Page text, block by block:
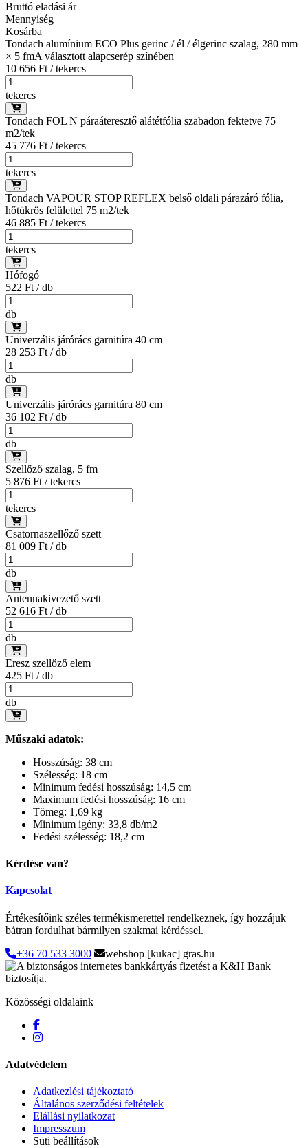
Bruttó eladási ár
Mennyiség
Kosárba
Tondach alumínium ECO Plus gerinc / él / élgerinc szalag, 280 mm
× 5 fmA választott alapcserép színében
10 656 Ft / tekercs
tekercs
Tondach FOL N páraáteresztő alátétfólia szabadon fektetve 75
m2/tek
45 776 Ft / tekercs
tekercs
Tondach VAPOUR STOP REFLEX belső oldali párazáró fólia,
hőtükrös felülettel 75 m2/tek
46 885 Ft / tekercs
tekercs
Hófogó
522 Ft / db
db
Univerzális járórács garnitúra 40 cm
28 253 Ft / db
db
Univerzális járórács garnitúra 80 cm
36 102 Ft / db
db
Szellőző szalag, 5 fm
5 876 Ft / tekercs
tekercs
Csatornaszellőző szett
81 009 Ft / db
db
Antennakivezető szett
52 616 Ft / db
db
Eresz szellőző elem
425 Ft / db
db
Műszaki adatok:
Hosszúság: 38 cm
Szélesség: 18 cm
Minimum fedési hosszúság: 14,5 cm
Maximum fedési hosszúság: 16 cm
Tömeg: 1,69 kg
Minimum igény: 33,8 db/m2
Fedési szélesség: 18,2 cm
Kérdése van?
Kapcsolat
Értékesítőink széles termékismerettel rendelkeznek, így hozzájuk
bátran fordulhat bármilyen szakmai kérdéssel.
+36 70 533 3000
webshop [kukac] gras.hu
Közösségi oldalaink
Adatvédelem
Adatkezlési tájékoztató
Általános szerződési feltételek
Elállási nyilatkozat
Impresszum
Süti beállítások